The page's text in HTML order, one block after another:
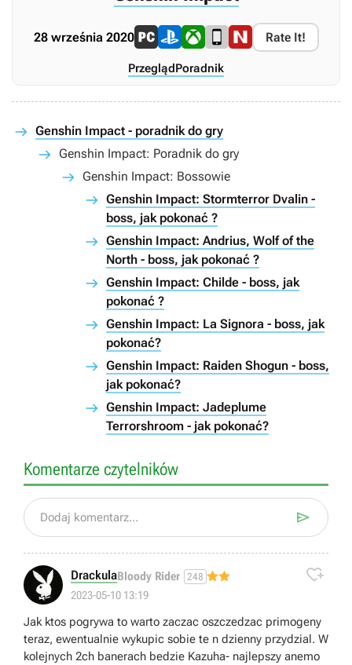
28 września 2020 Rate It!
PrzeglądPoradnik
Genshin Impact - poradnik do gry
Genshin Impact: Poradnik do gry
Genshin Impact: Bossowie
Genshin Impact: Stormterror Dvalin -
boss, jak pokonać ?
Genshin Impact: Andrius, Wolf of the
North - boss, jak pokonać ?
Genshin Impact: Childe - boss, jak
pokonać ?
Genshin Impact: La Signora - boss, jak
pokonać?
Genshin Impact: Raiden Shogun - boss,
jak pokonać?
Genshin Impact: Jadeplume
Terrorshroom - jak pokonać?
Komentarze czytelników
Dodaj komentarz... 
DrackulaBloody Rider 248
2023-05-10 13:19

Jak ktos pogrywa to warto zaczac oszczedzac primogeny
teraz, ewentualnie wykupic sobie te n dzienny przydzial. W
kolejnych 2ch banerach bedzie Kazuha- najlepszy anemo